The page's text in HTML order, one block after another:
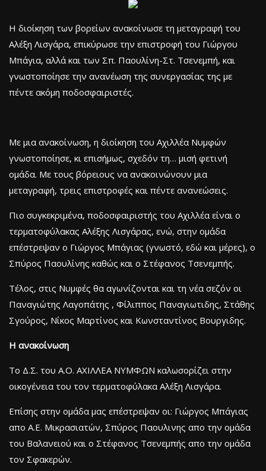
Η διοίκηση των βορείων ανακοίνωσε τη μεταγραφή του
Αλέξη Λισγάρα, επικύρωσε την επιστροφή του Γιώργου
Μπάγια, αλλά και των Σπ. Παουλίνη-Στ. Τσενεμπή, και
γνωστοποίησε την ανανέωση της συνεργασίας της με
πέντε ακόμη ποδοσφαιριστές.
Με μια ανακοίνωση, η διοίκηση του Αχιλλέα Νυμφών
γνωστοποίησε, κι επισήμως, σχεδόν τη… μισή φετινή
ομάδα. Με τους βόρειους να ανακοινώνουν μια
μεταγραφή, τρεις επιστροφές και πέντε ανανεώσεις.
Πιο συγκεκριμένα, ποδοσφαιριστής του Αχιλλέα είναι ο
τερματοφύλακας Αλέξης Λισγάρας, ενώ, στην ομάδα
επέστρεψαν ο Γιώργος Μπάγιας (γνωστό, εδώ και μέρες), ο
Σπύρος Παουλίνης καθώς και ο Στέφανος Τσενεμπής.
Τέλος, στις Νυμφές θα αγωνίζονται και τη νέα σεζόν οι
Παναγιώτης Λαγοπάτης , Φίλιππος Παναγιωτιδης, Στάθης
Σγούρος, Νίκος Μαρτίνος και Κωνσταντίνος Βουργιδης.
Η ανακοίνωση
Το Δ.Σ. του Α.Ο. ΑΧΙΛΛΕΑ ΝΥΜΦΩΝ καλωσορίζει στην
οικογένεια του τον τερματοφύλακα Αλέξη Λισγάρα.
Επίσης στην ομάδα μας επέστρεψαν οι: Γιώργος Μπάγιας
απο Α.Ε. Μικρασιατών, Σπύρος Παουλινης απο την ομάδα
του Βαλανειού και ο Στέφανος Τσενεμπής απο την ομάδα
τον Σφακερών.